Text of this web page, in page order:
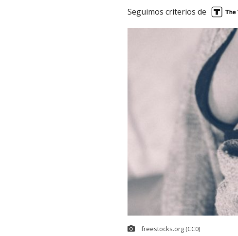
Seguimos criterios de
freestocks.org (CC0)